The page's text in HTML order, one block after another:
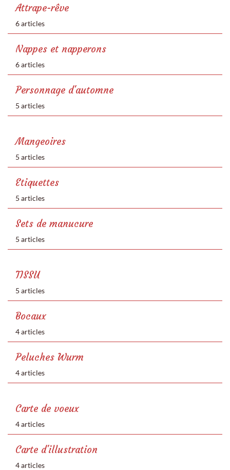
Attrape-rêve
6 articles
Nappes et napperons
6 articles
Personnage d'automne
5 articles
Mangeoires
5 articles
Etiquettes
5 articles
Sets de manucure
5 articles
TISSU
5 articles
Bocaux
4 articles
Peluches Wurm
4 articles
Carte de voeux
4 articles
Carte d'illustration
4 articles